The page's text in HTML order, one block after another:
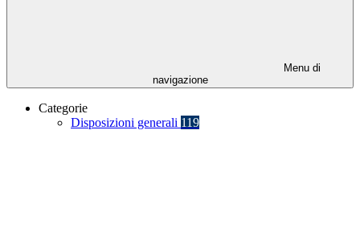
Menu di
navigazione
Categorie
Disposizioni generali 119